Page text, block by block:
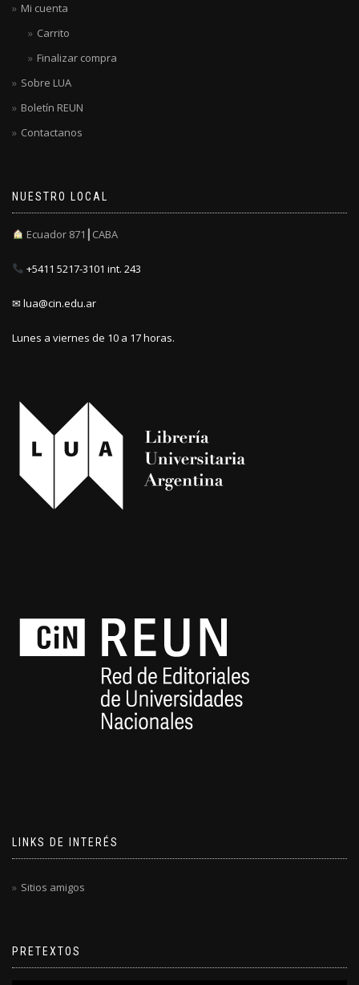
Mi cuenta
Carrito
Finalizar compra
Sobre LUA
Boletín REUN
Contactanos
NUESTRO LOCAL
Ecuador 871┃CABA
+5411 5217-3101 int. 243
✉ lua@cin.edu.ar
Lunes a viernes de 10 a 17 horas.
LINKS DE INTERÉS
Sitios amigos
PRETEXTOS